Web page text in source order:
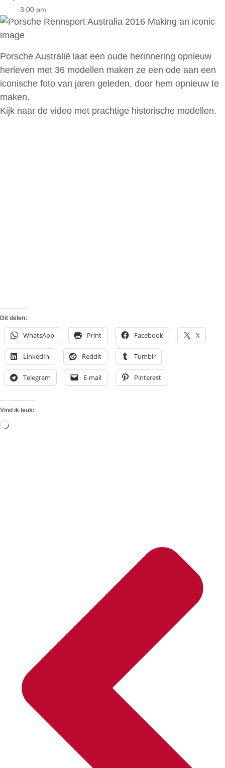
3:00 pm
Porsche Australië laat een oude herinnering opnieuw
herleven met 36 modellen maken ze een ode aan een
iconische foto van jaren geleden, door hem opnieuw te
maken.
Kijk naar de video met prachtige historische modellen.
Dit delen:
WhatsApp Print Facebook X
LinkedIn Reddit Tumblr
Telegram E-mail Pinterest
Vind ik leuk:
Aan